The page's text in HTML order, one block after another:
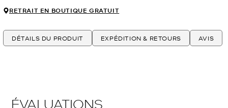
RETRAIT EN BOUTIQUE GRATUIT
DÉTAILS DU PRODUIT EXPÉDITION & RETOURS AVIS